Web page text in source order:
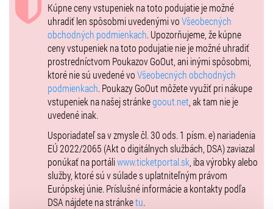
Kúpne ceny vstupeniek na toto podujatie je možné
uhradiť len spôsobmi uvedenými voVšeobecných
obchodných podmienkach. Upozorňujeme, že kúpne
ceny vstupeniek na toto podujatie nie je možné uhradiť
prostredníctvom Poukazov GoOut, ani inými spôsobmi,
ktoré nie sú uvedené voVšeobecných obchodných
podmienkach. Poukazy GoOut môžete využiť pri nákupe
vstupeniek na našej stránkegoout.net , ak tam nie je
uvedené inak.
Usporiadateľ sa v zmysle čl. 30 ods. 1 písm. e) nariadenia
EÚ 2022/2065 (Akt o digitálnych službách, DSA) zaviazal
ponúkať na portáliwww.ticketportal.sk , iba výrobky alebo
služby, ktoré sú v súlade s uplatniteľným právom
Európskej únie. Príslušné informácie a kontakty podľa
DSA nájdete na stránketu.